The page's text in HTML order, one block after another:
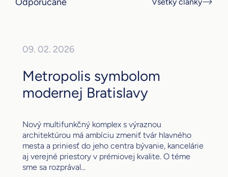
09. 02. 2026
Metropolis symbolom
modernej Bratislavy
Nový multifunkčný komplex s výraznou
architektúrou má ambíciu zmeniť tvár hlavného
mesta a priniesť do jeho centra bývanie, kancelárie
aj verejné priestory v prémiovej kvalite. O téme
sme sa rozprával...